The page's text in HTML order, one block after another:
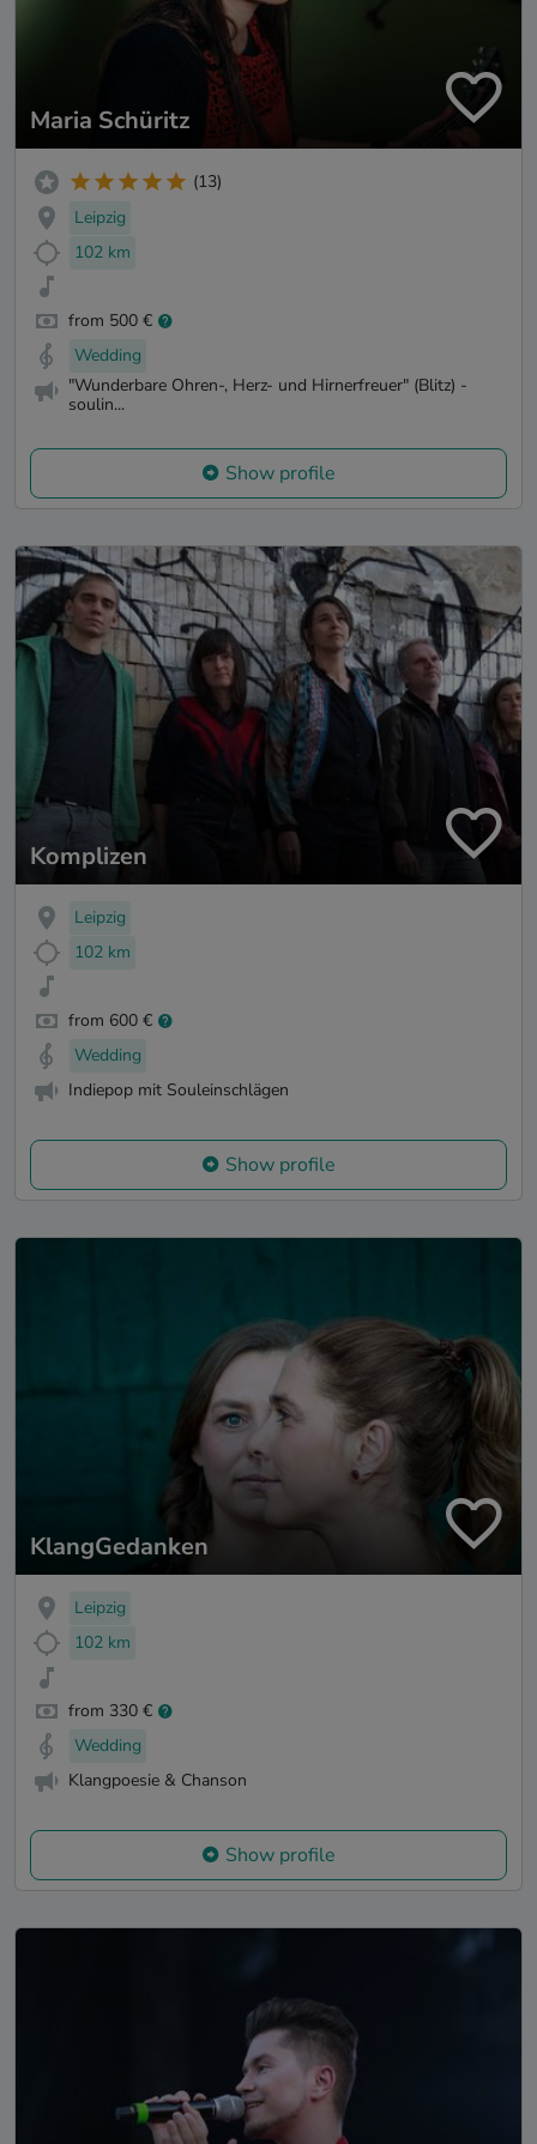
Maria Schüritz
(13)
Leipzig
102 km
from 500 €
Wedding
"Wunderbare Ohren-, Herz- und Hirnerfreuer" (Blitz) -
soulin...
Show profile
Komplizen
Leipzig
102 km
from 600 €
Wedding
Indiepop mit Souleinschlägen
Show profile
KlangGedanken
Leipzig
102 km
from 330 €
Wedding
Klangpoesie & Chanson
Show profile